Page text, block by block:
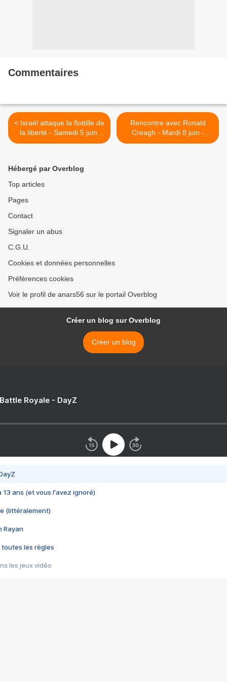
Commentaires
< Israël attaque la flottille de
la liberté - Samedi 5 juin,
VANNES, 15h
Rencontre avec Ronald
Creagh - Mardi 8 juin -
Vannes >
Hébergé par Overblog
Top articles
Pages
Contact
Signaler un abus
C.G.U.
Cookies et données personnelles
Préférences cookies
Voir le profil de anars56 sur le portail Overblog
Créer un blog sur Overblog
Créer un blog
Royale - DayZ
13 ans (et vous l'avez ignoré)
(littéralement)
Rayan
toutes les règles
les jeux vidéo